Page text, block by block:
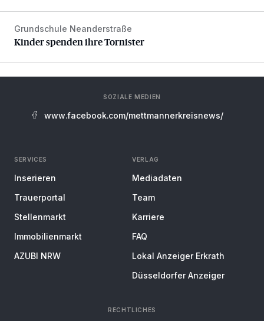
Kinder spenden ihre Tornister
Grundschule Neanderstraße
Kinder spenden ihre Tornister
SOZIALE MEDIEN
www.facebook.com/mettmannerkreisnews/
SERVICES
Inserieren
Trauerportal
Stellenmarkt
Immobilienmarkt
AZUBI NRW
VERLAG
Mediadaten
Team
Karriere
FAQ
Lokal Anzeiger Erkrath
Düsseldorfer Anzeiger
RECHTLICHES